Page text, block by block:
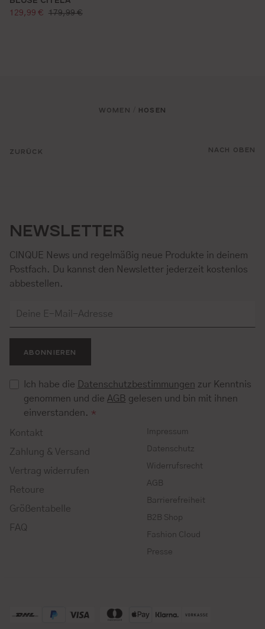
verkaufspreis:
129,99 € regulärer preis:
179,99 €
ZURÜCK
WOMEN HOSEN
NACH OBEN
NEWSLETTER
CINQUE News und regelmäßig neue Produkte in deinem
Postfach. Du kannst den Newsletter jederzeit kostenlos
abbestellen.
ABONNIEREN
Ich habe die Datenschutzbestimmungen zur Kenntnis
genommen und die AGB gelesen und bin mit ihnen
einverstanden. *
Kontakt
Zahlung & Versand
Vertrag widerrufen
Retoure
Größentabelle
FAQ
Impressum
Datenschutz
Widerrufsrecht
AGB
Barrierefreiheit
B2B Shop
Fashion Cloud
Presse